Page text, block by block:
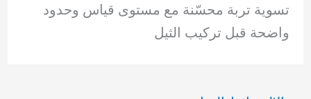
تسوية تربة محسّنة مع مستوى قياس وحدود
واضحة قبل تركيب الثيل